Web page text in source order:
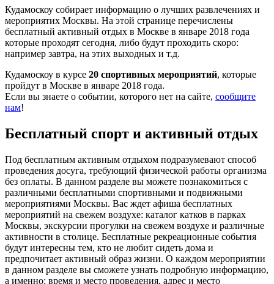
Кудамоскоу собирает информацию о лучших развлечениях и
мероприятих Москвы. На этой странице перечислены
бесплатный активный отдых в Москве в январе 2018 года
которые проходят сегодня, либо будут проходить скоро:
например завтра, на этих выходных и т.д.
Кудамоскоу в курсе 20 спортивных мероприятий, которые
пройдут в Москве в январе 2018 года.
Если вы знаете о событии, которого нет на сайте, сообщите
нам!
Бесплатный спорт и активный отдых
Под бесплатным активным отдыхом подразумевают способ
проведения досуга, требующий физической работы организма
без оплаты. В данном разделе вы можете познакомиться с
различными бесплатными спортивными и подвижными
мероприятиями Москвы. Вас ждет афиша бесплатных
мероприятий на свежем воздухе: каталог катков в парках
Москвы, экскурсии прогулки на свежем воздухе и различные
активности в столице. Бесплатные рекреационные события
будут интересны тем, кто не любит сидеть дома и
предпочитает активный образ жизни. О каждом мероприятии
в данном разделе вы сможете узнать подробную информацию,
а именно: время и место проведения, адрес и место